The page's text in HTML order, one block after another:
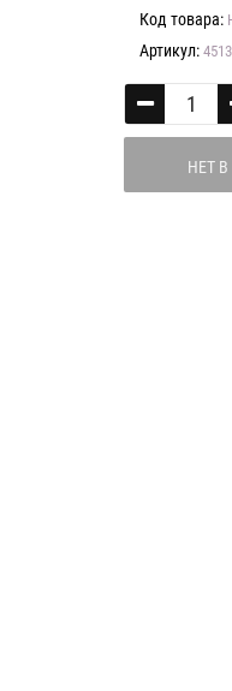
Код товара:
Артикул:
НЕТ